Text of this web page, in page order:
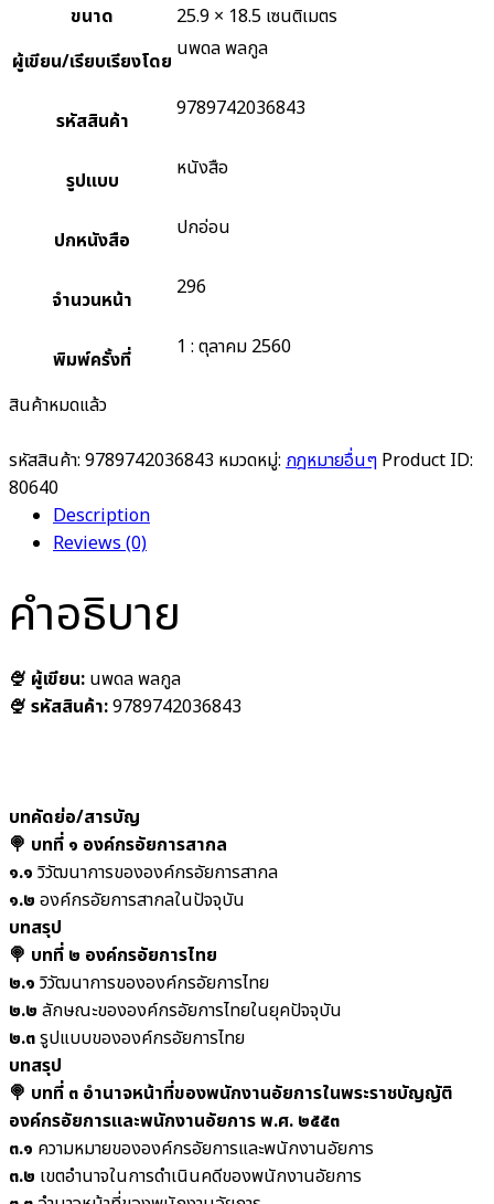
ขนาด
25.9 × 18.5 เซนติเมตร
ผู้เขียน/เรียบเรียงโดย นพดล พลกูล
รหัสสินค้า 9789742036843
รูปแบบ หนังสือ
ปกหนังสือ ปกอ่อน
จำนวนหน้า 296
พิมพ์ครั้งที่ 1 : ตุลาคม 2560
สินค้าหมดแล้ว
รหัสสินค้า: 9789742036843 หมวดหมู่: กฎหมายอื่นๆ Product ID:
80640
Description
Reviews (0)
คำอธิบาย
🍨 ผู้เขียน: นพดล พลกูล
🍨 รหัสสินค้า:9789742036843
บทคัดย่อ/สารบัญ
🍭 บทที่ ๑ องค์กรอัยการสากล
๑.๑ วิวัฒนาการขององค์กรอัยการสากล
๑.๒ องค์กรอัยการสากลในปัจจุบัน
บทสรุป
🍭 บทที่ ๒ องค์กรอัยการไทย
๒.๑ วิวัฒนาการขององค์กรอัยการไทย
๒.๒ ลักษณะขององค์กรอัยการไทยในยุคปัจจุบัน
๒.๓รูปแบบขององค์กรอัยการไทย
บทสรุป
🍭 บทที่ ๓ อำนาจหน้าที่ของพนักงานอัยการในพระราชบัญญัติ
องค์กรอัยการและพนักงานอัยการ พ.ศ. ๒๕๕๓
๓.๑ ความหมายขององค์กรอัยการและพนักงานอัยการ
๓.๒ เขตอำนาจในการดำเนินคดีของพนักงานอัยการ